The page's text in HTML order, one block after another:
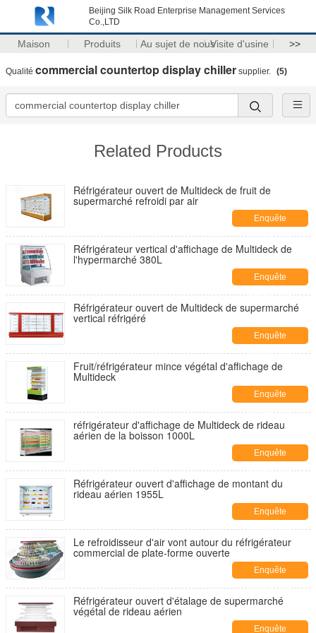
Beijing Silk Road Enterprise Management Services
Co.,LTD
Maison Produits Au sujet de nousVisite d'usine >>
Qualité commercial countertop display chiller supplier. (5)
Related Products
Réfrigérateur ouvert de Multideck de fruit de
supermarché refroidi par air
Enquête
maintenant
Réfrigérateur vertical d'affichage de Multideck de
l'hypermarché 380L
Enquête
maintenant
Réfrigérateur ouvert de Multideck de supermarché
vertical réfrigéré
Enquête
maintenant
Fruit/réfrigérateur mince végétal d'affichage de
Multideck
Enquête
maintenant
réfrigérateur d'affichage de Multideck de rideau
aérien de la boisson 1000L
Enquête
maintenant
Réfrigérateur ouvert d'affichage de montant du
rideau aérien 1955L
Enquête
maintenant
Le refroidisseur d'air vont autour du réfrigérateur
commercial de plate-forme ouverte
Enquête
maintenant
Réfrigérateur ouvert d'étalage de supermarché
végétal de rideau aérien
Enquête